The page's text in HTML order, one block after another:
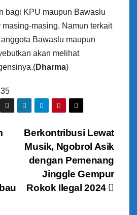
bagi KPU maupun Bawaslu
masing. Namun terkait
Bawaslu maupun
akan melihat
Dharma)
Berkontribusi Lewat
Musik, Ngobrol Asik
dengan Pemenang
Jinggle Gempur
Rokok Ilegal 2024